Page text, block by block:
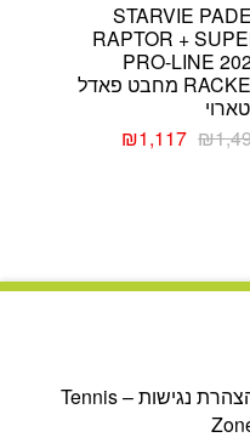
STARVIE
RAPTOR +
PRO-LINE
RACKET מחבט פאדל
₪ המחיר₪1,117 המחיר
הצהרת נגישות – Tennis